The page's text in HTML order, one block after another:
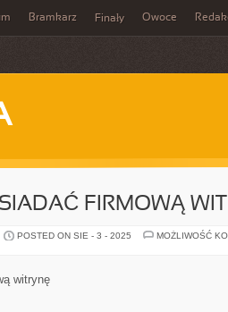
Bramkarz Finały Owoce
FIRMOWĄ
POSTED ON SIE - 3 - 2025
MOŻLIWOŚĆ
witrynę